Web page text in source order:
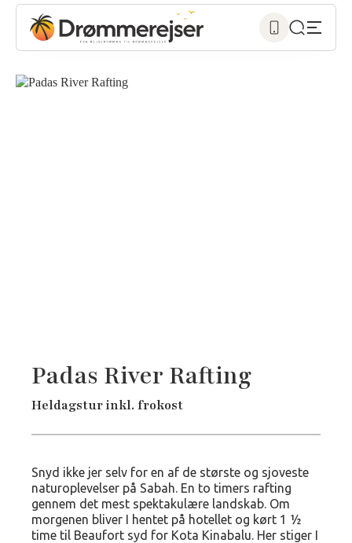
Padas River Rafting
Heldagstur inkl. frokost
Snyd ikke jer selv for en af de største og sjoveste
naturoplevelser på Sabah. En to timers rafting
gennem det mest spektakulære landskab. Om
morgenen bliver I hentet på hotellet og kørt 1 ½
time til Beaufort syd for Kota Kinabalu. Her stiger I